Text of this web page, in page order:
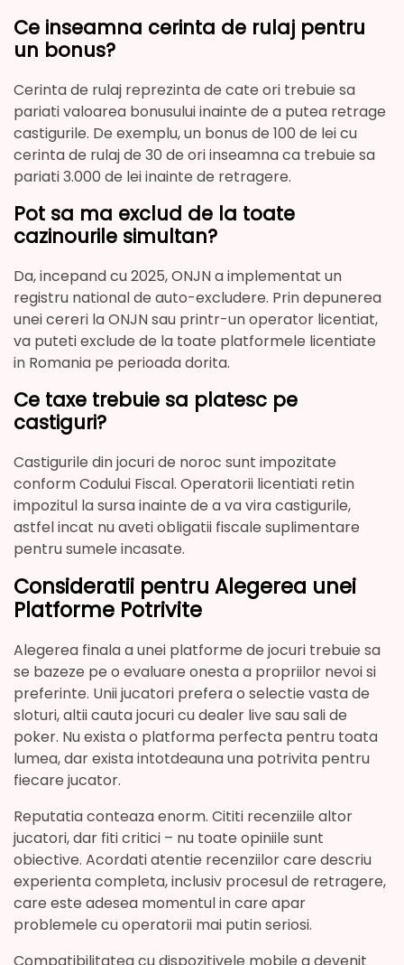
Ce inseamna cerinta de rulaj pentru
un bonus?
Cerinta de rulaj reprezinta de cate ori trebuie sa
pariati valoarea bonusului inainte de a putea retrage
castigurile. De exemplu, un bonus de 100 de lei cu
cerinta de rulaj de 30 de ori inseamna ca trebuie sa
pariati 3.000 de lei inainte de retragere.
Pot sa ma exclud de la toate
cazinourile simultan?
Da, incepand cu 2025, ONJN a implementat un
registru national de auto-excludere. Prin depunerea
unei cereri la ONJN sau printr-un operator licentiat,
va puteti exclude de la toate platformele licentiate
in Romania pe perioada dorita.
Ce taxe trebuie sa platesc pe
castiguri?
Castigurile din jocuri de noroc sunt impozitate
conform Codului Fiscal. Operatorii licentiati retin
impozitul la sursa inainte de a va vira castigurile,
astfel incat nu aveti obligatii fiscale suplimentare
pentru sumele incasate.
Consideratii pentru Alegerea unei
Platforme Potrivite
Alegerea finala a unei platforme de jocuri trebuie sa
se bazeze pe o evaluare onesta a propriilor nevoi si
preferinte. Unii jucatori prefera o selectie vasta de
sloturi, altii cauta jocuri cu dealer live sau sali de
poker. Nu exista o platforma perfecta pentru toata
lumea, dar exista intotdeauna una potrivita pentru
fiecare jucator.
Reputatia conteaza enorm. Cititi recenziile altor
jucatori, dar fiti critici – nu toate opiniile sunt
obiective. Acordati atentie recenziilor care descriu
experienta completa, inclusiv procesul de retragere,
care este adesea momentul in care apar
problemele cu operatorii mai putin seriosi.
Compatibilitatea cu dispozitivele mobile a devenit